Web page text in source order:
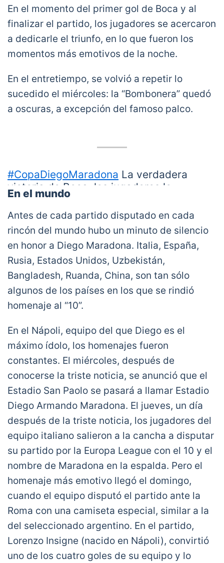
En el momento del primer gol de Boca y al
finalizar el partido, los jugadores se acercaron
a dedicarle el triunfo, en lo que fueron los
momentos más emotivos de la noche.
En el entretiempo, se volvió a repetir lo
sucedido el miércoles: la “Bombonera” quedó
a oscuras, a excepción del famoso palco.
#CopaDiegoMaradona La verdadera
victoria de Boca: los jugadores le
"regalaron" el triunfo a Dalma Maradona,
quien dijo presente en el palco del 10.
¡Aplausos para el plantel!
pic.twitter.com/mQsSXuJrps
— SportsCenter (@SC_ESPN)November 30,
2020
En el mundo
Antes de cada partido disputado en cada
rincón del mundo hubo un minuto de silencio
en honor a Diego Maradona. Italia, España,
Rusia, Estados Unidos, Uzbekistán,
Bangladesh, Ruanda, China, son tan sólo
algunos de los países en los que se rindió
homenaje al “10”.
En el Nápoli, equipo del que Diego es el
máximo ídolo, los homenajes fueron
constantes. El miércoles, después de
conocerse la triste noticia, se anunció que el
Estadio San Paolo se pasará a llamar Estadio
Diego Armando Maradona. El jueves, un día
después de la triste noticia, los jugadores del
equipo italiano salieron a la cancha a disputar
su partido por la Europa League con el 10 y el
nombre de Maradona en la espalda. Pero el
homenaje más emotivo llegó el domingo,
cuando el equipo disputó el partido ante la
Roma con una camiseta especial, similar a la
del seleccionado argentino. En el partido,
Lorenzo Insigne (nacido en Nápoli), convirtió
uno de los cuatro goles de su equipo y lo